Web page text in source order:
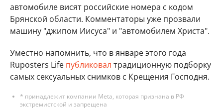
автомобиле висят российские номера с кодом
Брянской области. Комментаторы уже прозвали
машину "джипом Иисуса" и "автомобилем Христа".
Уместно напомнить, что в январе этого года
Ruposters Life публиковал традиционную подборку
самых сексуальных снимков с Крещения Господня.
* принадлежит компании Meta, которая признана в РФ
экстремистской и запрещена